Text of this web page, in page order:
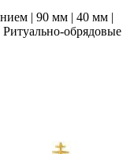
90 мм 40 мм
Ритуально-обрядовые